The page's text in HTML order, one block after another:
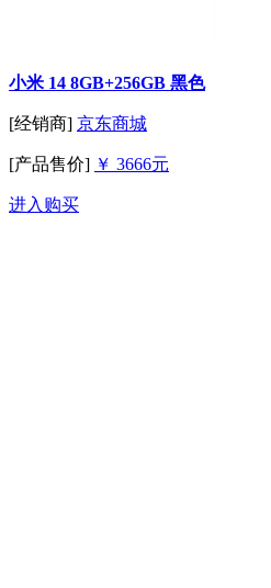
小米 14 8GB+256GB 黑色
[经销商] 京东商城
[产品售价] ￥ 3666元
进入购买